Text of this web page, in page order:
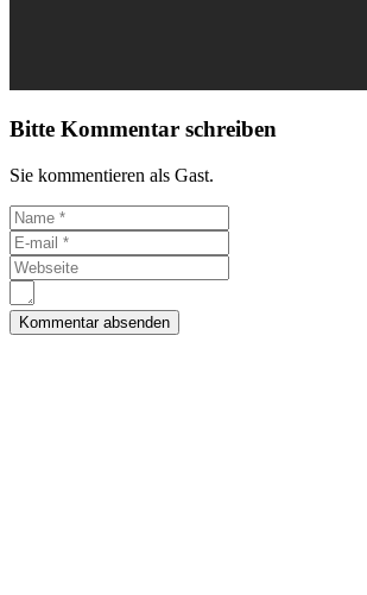
Bitte Kommentar schreiben
Sie kommentieren als Gast.